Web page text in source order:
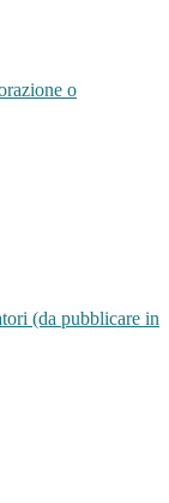
o
(da pubblicare in